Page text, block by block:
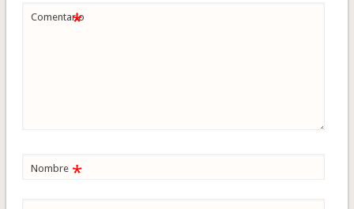
Comentario
*
Nombre *